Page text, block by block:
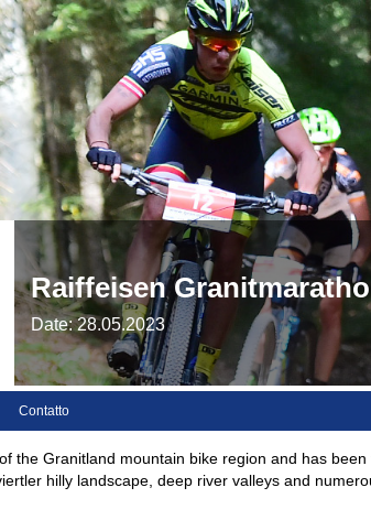
Raiffeisen
Date: 28.05.2023
Contatto
the Granitland mountain bike region and has
hilly landscape, deep river valleys and